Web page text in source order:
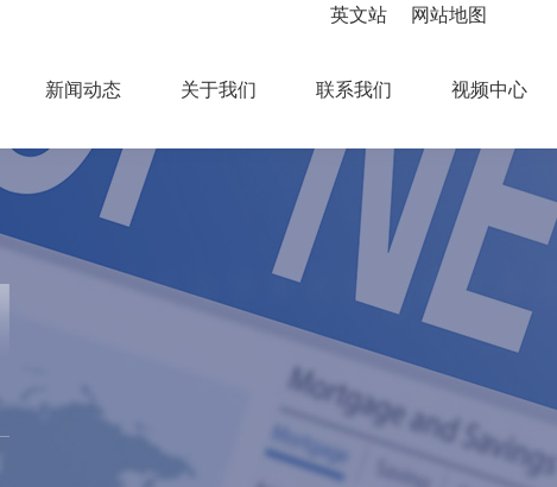
网站地图
英文站
新闻动态 关于我们 联系我们 视频中心